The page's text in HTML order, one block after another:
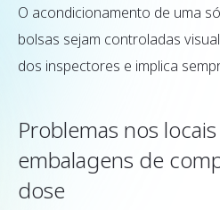
O acondicionamento de uma
bolsas sejam controladas
dos inspectores e implica
Problemas nos
embalagens de
dose